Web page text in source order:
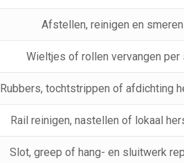
Afstellen, reinigen en smeren
Wieltjes of rollen vervangen per
Rubbers, tochtstrippen of afdichting
Rail reinigen, nastellen of lokaal
Slot, greep of hang- en sluitwerk